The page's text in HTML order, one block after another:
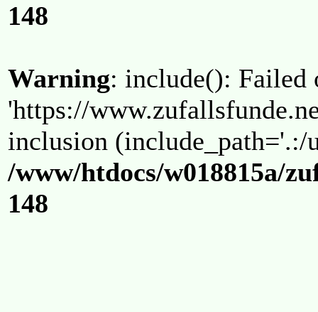
148
Warning: include(): Failed
'https://
inclusion (include_path='.:/
/www/htdocs/w018815a/
148